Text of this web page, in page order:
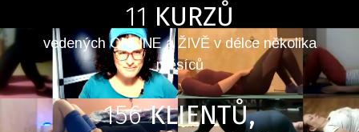
11 KURZŮ
vedených ONLINE a ŽIVĚ v délce několika
měsíců
156 KLIENTŮ,